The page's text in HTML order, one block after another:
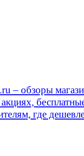
– обзоры
где